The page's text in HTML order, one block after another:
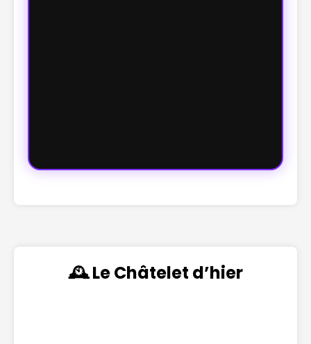
🕰️ Le Châtelet d’hier